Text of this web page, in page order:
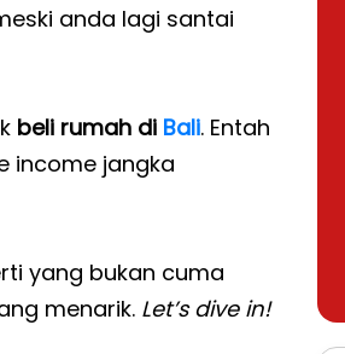
anda lagi santai
beli rumah di Bali. Entah
income jangka
yang bukan cuma
menarik. Let’s dive in!